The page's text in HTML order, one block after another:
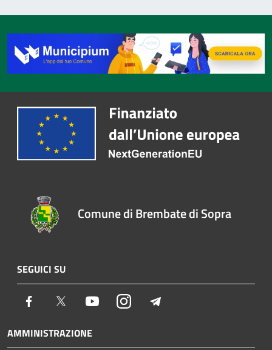
Comune di Brembate di Sopra
SEGUICI SU
Facebook Twitter YoutubeInstagram
AMMINISTRAZIONE